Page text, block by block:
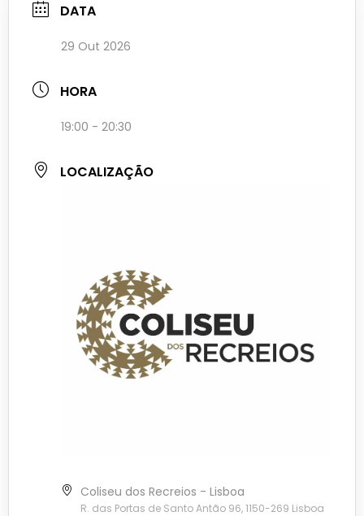
DATA
29 Out 2026
HORA
19:00 - 20:30
LOCALIZAÇÃO
Coliseu dos Recreios - Lisboa
R. das Portas de Santo Antão 96, 1150-269 Lisboa